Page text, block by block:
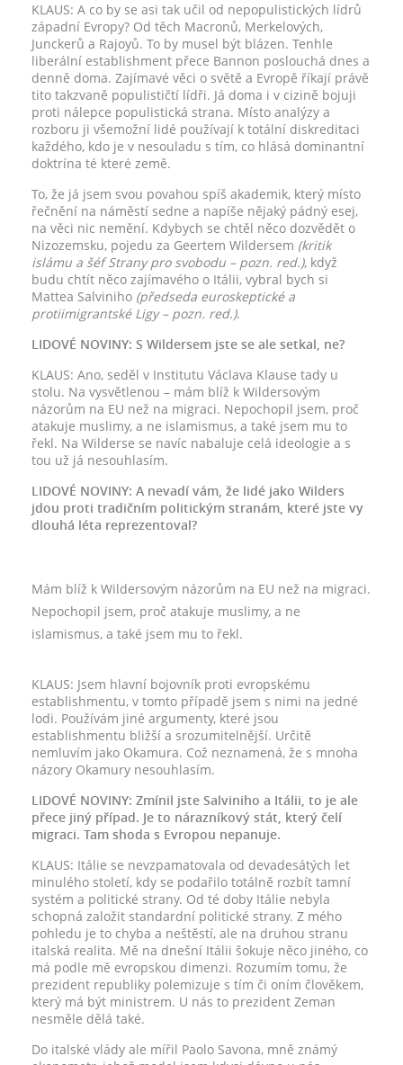
KLAUS: A co by se asi tak učil od nepopulistických lídrů
západní Evropy? Od těch Macronů, Merkelových,
Junckerů a Rajoyů. To by musel být blázen. Tenhle
liberální establishment přece Bannon poslouchá dnes a
denně doma. Zajímavé věci o světě a Evropě říkají právě
tito takzvaně populističtí lídři. Já doma i v cizině bojuji
proti nálepce populistická strana. Místo analýzy a
rozboru ji všemožní lidé používají k totální diskreditaci
každého, kdo je v nesouladu s tím, co hlásá dominantní
doktrína té které země.
To, že já jsem svou povahou spíš akademik, který místo
řečnění na náměstí sedne a napíše nějaký pádný esej,
na věci nic nemění. Kdybych se chtěl něco dozvědět o
Nizozemsku, pojedu za Geertem Wildersem (kritik
islámu a šéf Strany pro svobodu – pozn. red.), když
budu chtít něco zajímavého o Itálii, vybral bych si
Mattea Salviniho (předseda euroskeptické a
protiimigrantské Ligy – pozn. red.).
LIDOVÉ NOVINY: S Wildersem jste se ale setkal, ne?
KLAUS: Ano, seděl v Institutu Václava Klause tady u
stolu. Na vysvětlenou – mám blíž k Wildersovým
názorům na EU než na migraci. Nepochopil jsem, proč
atakuje muslimy, a ne islamismus, a také jsem mu to
řekl. Na Wilderse se navíc nabaluje celá ideologie a s
tou už já nesouhlasím.
LIDOVÉ NOVINY: A nevadí vám, že lidé jako Wilders
jdou proti tradičním politickým stranám, které jste vy
dlouhá léta reprezentoval?
Mám blíž k Wildersovým názorům na EU než na migraci.
Nepochopil jsem, proč atakuje muslimy, a ne
islamismus, a také jsem mu to řekl.
KLAUS: Jsem hlavní bojovník proti evropskému
establishmentu, v tomto případě jsem s nimi na jedné
lodi. Používám jiné argumenty, které jsou
establishmentu bližší a srozumitelnější. Určitě
nemluvím jako Okamura. Což neznamená, že s mnoha
názory Okamury nesouhlasím.
LIDOVÉ NOVINY: Zmínil jste Salviniho a Itálii, to je ale
přece jiný případ. Je to nárazníkový stát, který čelí
migraci. Tam shoda s Evropou nepanuje.
KLAUS: Itálie se nevzpamatovala od devadesátých let
minulého století, kdy se podařilo totálně rozbít tamní
systém a politické strany. Od té doby Itálie nebyla
schopná založit standardní politické strany. Z mého
pohledu je to chyba a neštěstí, ale na druhou stranu
italská realita. Mě na dnešní Itálii šokuje něco jiného, co
má podle mě evropskou dimenzi. Rozumím tomu, že
prezident republiky polemizuje s tím či oním člověkem,
který má být ministrem. U nás to prezident Zeman
nesměle dělá také.
Do italské vlády ale mířil Paolo Savona, mně známý